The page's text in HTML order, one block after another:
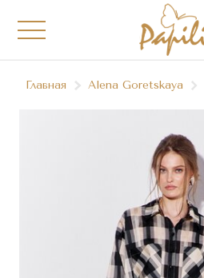
Главная Alena Goretskaya